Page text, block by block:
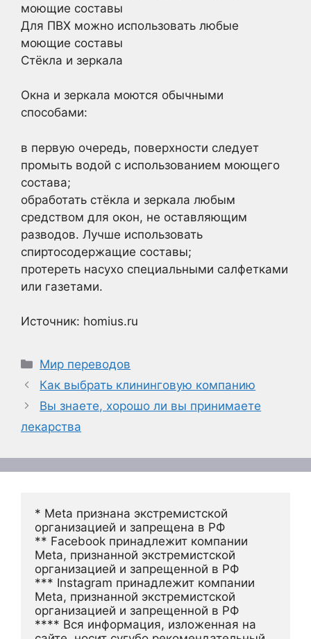
моющие составы
Для ПВХ можно использовать любые
моющие составы
Стёкла и зеркала
Окна и зеркала моются обычными
способами:
в первую очередь, поверхности следует
промыть водой с использованием моющего
состава;
обработать стёкла и зеркала любым
средством для окон, не оставляющим
разводов. Лучше использовать
спиртосодержащие составы;
протереть насухо специальными салфетками
или газетами.
Источник: homius.ru
Рубрики
Мир переводов
Как выбрать клининговую компанию
Вы знаете, хорошо ли вы принимаете
лекарства
* Meta признана экстремистской
организацией и запрещена в РФ
** Facebook принадлежит компании
Meta, признанной экстремистской
организацией и запрещенной в РФ
*** Instagram принадлежит компании
Meta, признанной экстремистской
организацией и запрещенной в РФ
**** Вся информация, изложенная на